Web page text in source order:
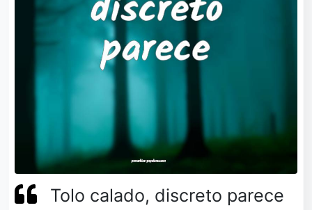
Tolo calado, discreto parece